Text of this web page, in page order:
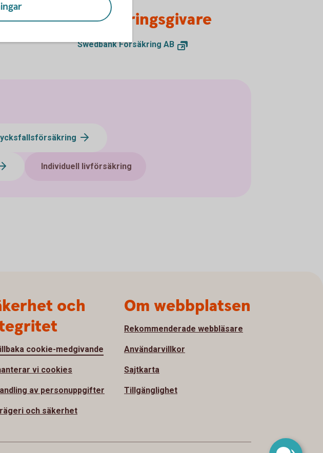
Försäkringsgivare
Swedbank Försäkring AB
Individuell livförsäkring
och
cookie-medgivande
vi cookies
av personuppgifter
och säkerhet
Om webbplatsen
Rekommenderade webbläsare
Användarvillkor
Sajtkarta
Tillgänglighet